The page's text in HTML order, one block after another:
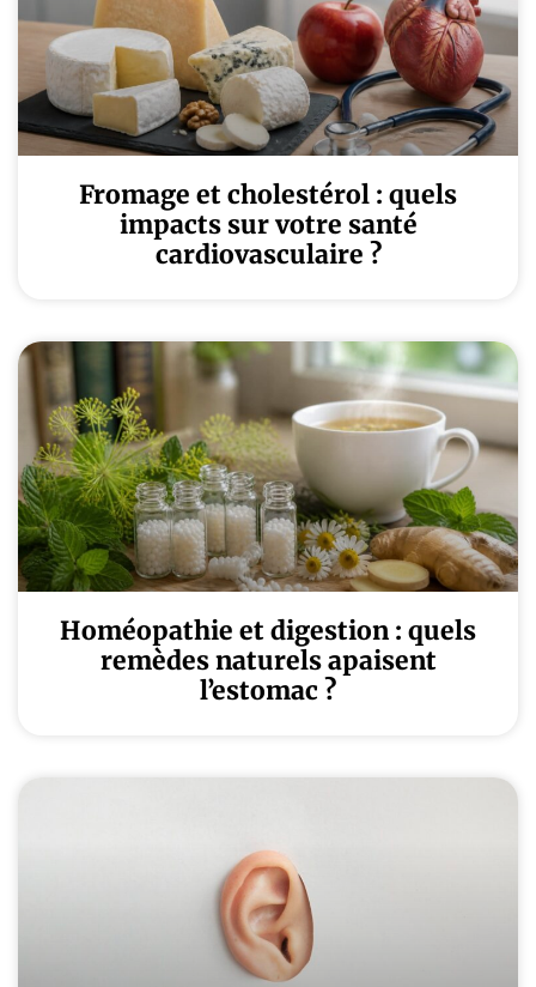
Fromage et cholestérol : quels
impacts sur votre santé
cardiovasculaire ?
Homéopathie et digestion : quels
remèdes naturels apaisent
l’estomac ?